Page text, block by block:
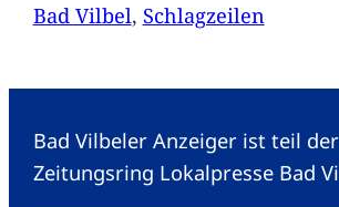
Bad Vilbel, Schlagzeilen
Bad Vilbeler Anzeiger ist teil der
Zeitungsring Lokalpresse Bad